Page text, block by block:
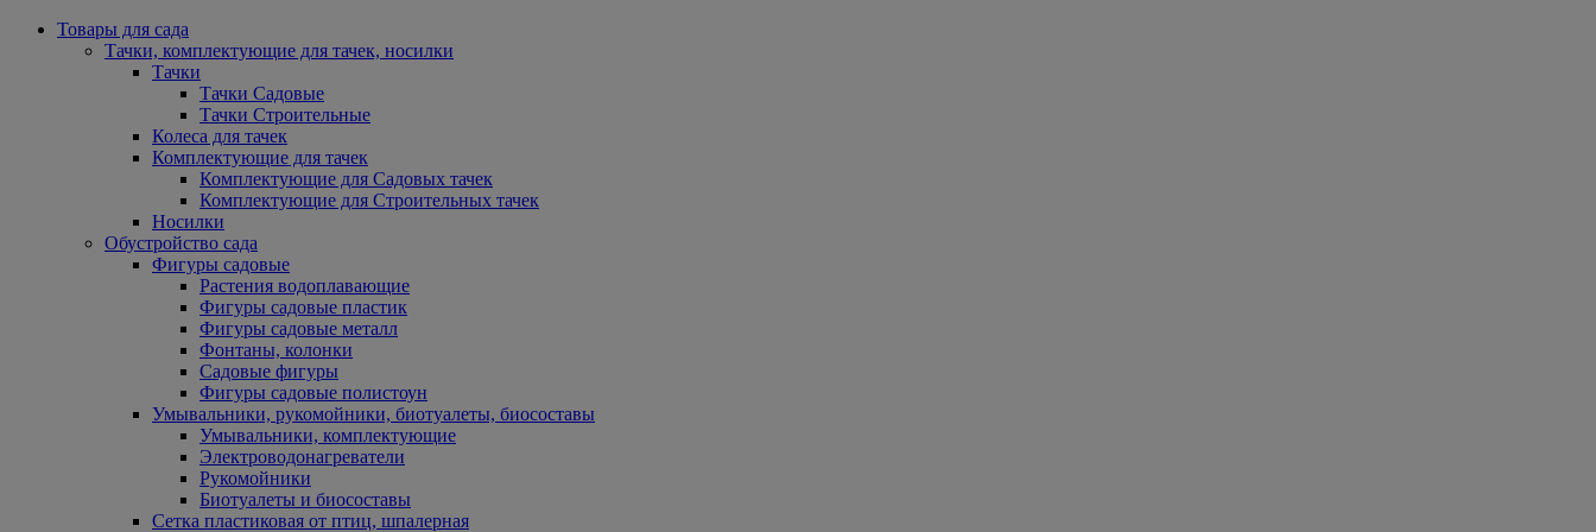
Товары для сада
Тачки, комплектующие для тачек, носилки
Тачки
Тачки Садовые
Тачки Строительные
Колеса для тачек
Комплектующие для тачек
Комплектующие для Садовых тачек
Комплектующие для Строительных тачек
Носилки
Обустройство сада
Фигуры садовые
Растения водоплавающие
Фигуры садовые пластик
Фигуры садовые металл
Фонтаны, колонки
Садовые фигуры
Фигуры садовые полистоун
Умывальники, рукомойники, биотуалеты, биосоставы
Умывальники, комплектующие
Электроводонагреватели
Рукомойники
Биотуалеты и биосоставы
Сетка пластиковая от птиц, шпалерная